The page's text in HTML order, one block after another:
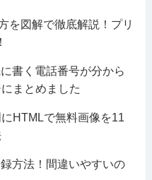
を図解で徹底解説！プリ
書く電話番号が分から
まとめました
HTMLで無料画像を11
方法！間違いやすいの